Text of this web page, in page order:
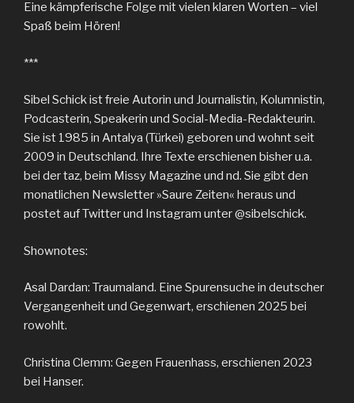
Eine kämpferische Folge mit vielen klaren Worten – viel
Spaß beim Hören!
***
Sibel Schick ist freie Autorin und Journalistin, Kolumnistin,
Podcasterin, Speakerin und Social-Media-Redakteurin.
Sie ist 1985 in Antalya (Türkei) geboren und wohnt seit
2009 in Deutschland. Ihre Texte erschienen bisher u.a.
bei der taz, beim Missy Magazine und nd. Sie gibt den
monatlichen Newsletter »Saure Zeiten« heraus und
postet auf Twitter und Instagram unter @sibelschick.
Shownotes:
Asal Dardan: Traumaland. Eine Spurensuche in deutscher
Vergangenheit und Gegenwart, erschienen 2025 bei
rowohlt.
Christina Clemm: Gegen Frauenhass, erschienen 2023
bei Hanser.